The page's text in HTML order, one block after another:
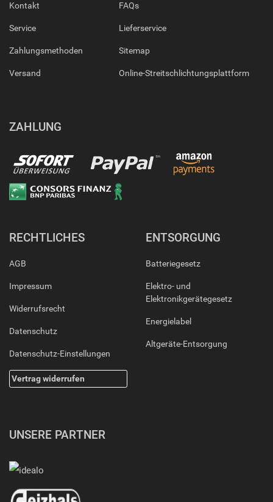
Kontakt
Service
Zahlungsmethoden
Versand
FAQs
Lieferservice
Sitemap
Online-Streitschlichtungsplattform
ZAHLUNG
RECHTLICHES
AGB
Impressum
Widerrufsrecht
Datenschutz
Datenschutz-Einstellungen
Vertrag widerrufen
ENTSORGUNG
Batteriegesetz
Elektro- und
Elektronikgerätegesetz
Energielabel
Altgeräte-Entsorgung
UNSERE PARTNER